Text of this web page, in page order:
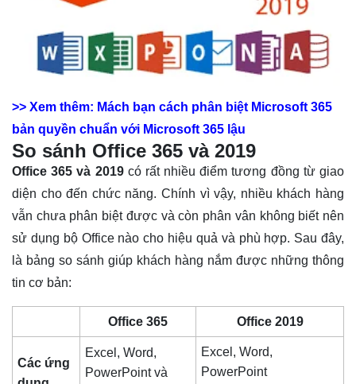
>> Xem thêm: Mách bạn cách phân biệt Microsoft 365
bản quyền chuẩn với Microsoft 365 lậu
So sánh Office 365 và 2019
Office 365 và 2019có rất nhiều điểm tương đồng từ giao
diện cho đến chức năng. Chính vì vậy, nhiều khách hàng
vẫn chưa phân biệt được và còn phân vân không biết nên
sử dụng bộ Office nào cho hiệu quả và phù hợp. Sau đây,
là bảng so sánh giúp khách hàng nắm được những thông
tin cơ bản:
Office 365 Office 2019
Các ứng
Excel, Word,
PowerPoint và
Excel, Word,
PowerPoint